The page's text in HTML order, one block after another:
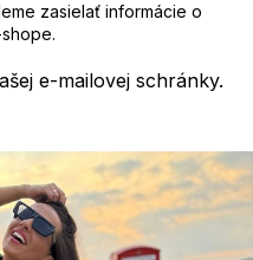
e-mailovej schránky.
zasielať informácie o